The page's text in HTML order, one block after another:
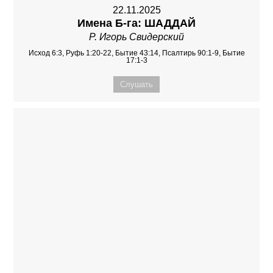
22.11.2025
Имена Б-га: ШАДДАЙ
Р. Игорь Свидерский
Исход 6:3, Руфь 1:20-22, Бытие 43:14, Псалтирь 90:1-9, Бытие
17:1-3
Слушать